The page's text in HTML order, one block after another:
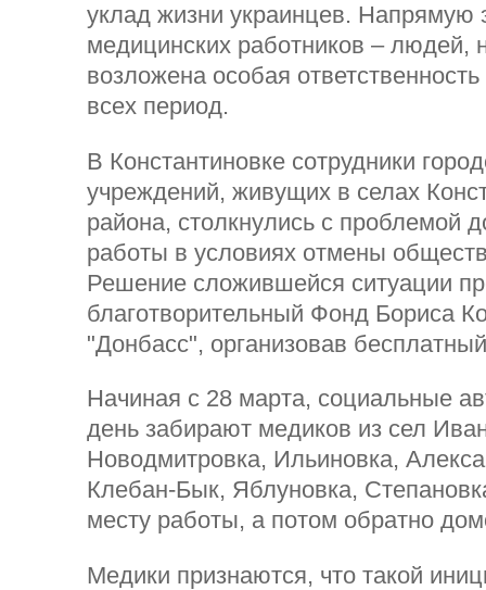
уклад жизни украинцев. Напрямую
медицинских работников – людей,
возложена особая
всех период.
В Константиновке сотрудники
учреждений, живущих в селах
района, столкнулись с проблемой
работы в условиях отмены
Решение сложившейся ситуации
благотворительный Фонд Бориса
"Донбасс", организовав
Начиная с 28 марта, социальные
день забирают медиков из сел
Новодмитровка, Ильиновка,
Клебан-Бык, Яблуновка,
месту работы, а потом обратно
Медики признаются, что такой